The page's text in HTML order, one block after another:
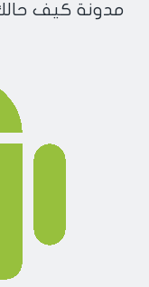
مدونة كيف